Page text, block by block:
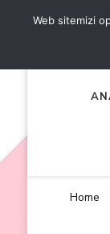
Home
Web sitemizi